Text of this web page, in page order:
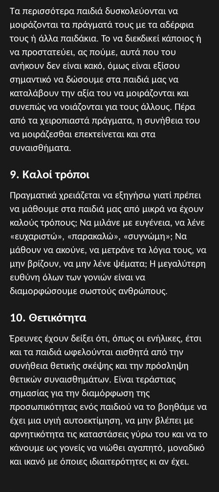
Τα περισσότερα παιδιά δυσκολεύονται να
μοιράζονται τα πράγματά τους με τα αδέρφια
τους ή άλλα παιδάκια. Το να διεκδικεί κάποιος ή
να προστατεύει, ας πούμε, αυτά που του
ανήκουν δεν είναι κακό, όμως είναι εξίσου
σημαντικό να δώσουμε στα παιδιά μας να
καταλάβουν την αξία του να μοιράζονται και
συνεπώς να νοιάζονται για τους άλλους. Πέρα
από τα χειροπιαστά πράγματα, η συνήθεια του
να μοιράζεσθαι επεκτείνεται και στα
συναισθήματα.
9. Καλοί τρόποι
Πραγματικά χρειάζεται να εξηγήσω γιατί πρέπει
να μάθουμε στα παιδιά μας από μικρά να έχουν
καλούς τρόπους; Να μιλάνε με ευγένεια, να λένε
«ευχαριστώ», «παρακαλώ», «συγνώμη»; Να
μάθουν να ακούνε, να μετράνε τα λόγια τους, να
μην βρίζουν, να μην λένε ψέματα; Η μεγαλύτερη
ευθύνη όλων των γονιών είναι να
διαμορφώσουμε σωστούς ανθρώπους.
10. Θετικότητα
Έρευνες έχουν δείξει ότι, όπως οι ενήλικες, έτσι
και τα παιδιά ωφελούνται αισθητά από την
συνήθεια θετικής σκέψης και την πρόσληψη
θετικών συναισθημάτων. Είναι τεράστιας
σημασίας για την διαμόρφωση της
προσωπικότητας ενός παιδιού να το βοηθάμε να
έχει μια υγιή αυτοεκτίμηση, να μην βλέπει με
αρνητικότητα τις καταστάσεις γύρω του και να το
κάνουμε ως γονείς να νιώθει αγαπητό, μοναδικό
και ικανό με όποιες ιδιαιτερότητες κι αν έχει.